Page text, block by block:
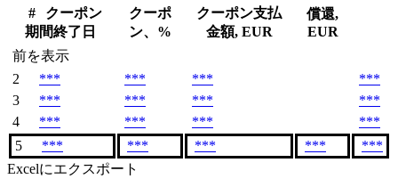
#
クーポン
期間終了日
クーポ
ン、%
クーポン支払
金額, EUR
償還,
EUR
前を表示
2
*** *** ***
***
3
*** *** ***
***
4
*** *** ***
***
5
*** *** *** ***
***
Excelにエクスポート